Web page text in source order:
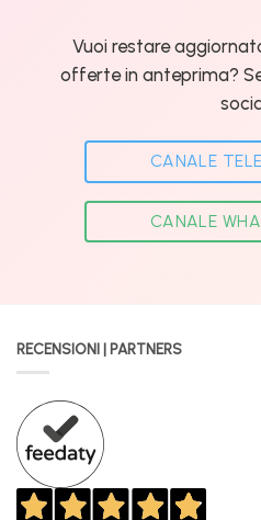
Vuoi restare
offerte in anteprima?
CANALE
CANALE
RECENSIONI | PARTNERS